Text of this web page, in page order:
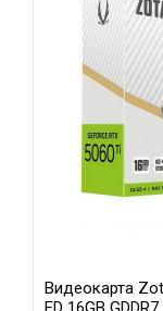
Видеокарта